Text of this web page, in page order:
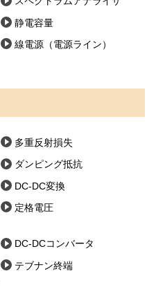
静電容量
線電源（電源ライン）
多重反射損失
ダンピング抵抗
DC-DC変換
定格電圧
DC-DCコンバータ
テブナン終端